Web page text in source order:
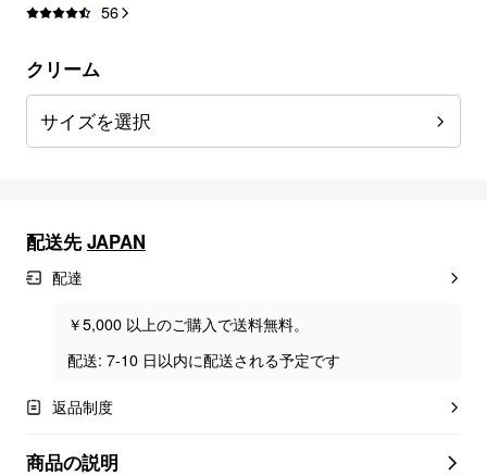
56
クリーム
サイズを選択
配送先 JAPAN
配達
￥5,000 以上のご購入で送料無料。
配送: 7-10 日以内に配送される予定です
返品制度
商品の説明